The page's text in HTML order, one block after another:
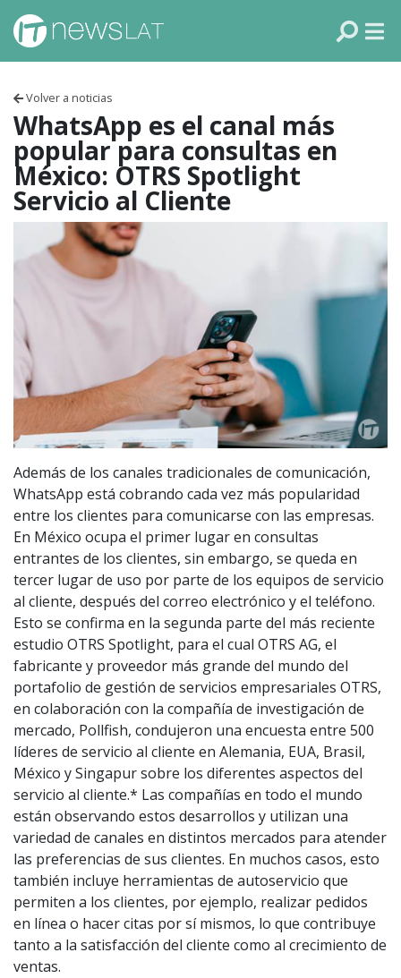
Skip to content
Volver a noticias
WhatsApp es el canal más
popular para consultas en
México: OTRS Spotlight
Servicio al Cliente
Además de los canales tradicionales de comunicación,
WhatsApp está cobrando cada vez más popularidad
entre los clientes para comunicarse con las empresas.
En México ocupa el primer lugar en consultas
entrantes de los clientes, sin embargo, se queda en
tercer lugar de uso por parte de los equipos de servicio
al cliente, después del correo electrónico y el teléfono.
Esto se confirma en la segunda parte del más reciente
estudio OTRS Spotlight, para el cual OTRS AG, el
fabricante y proveedor más grande del mundo del
portafolio de gestión de servicios empresariales OTRS,
en colaboración con la compañía de investigación de
mercado, Pollfish, condujeron una encuesta entre 500
líderes de servicio al cliente en Alemania, EUA, Brasil,
México y Singapur sobre los diferentes aspectos del
servicio al cliente.* Las compañías en todo el mundo
están observando estos desarrollos y utilizan una
variedad de canales en distintos mercados para atender
las preferencias de sus clientes. En muchos casos, esto
también incluye herramientas de autoservicio que
permiten a los clientes, por ejemplo, realizar pedidos
en línea o hacer citas por sí mismos, lo que contribuye
tanto a la satisfacción del cliente como al crecimiento de
ventas.
VENEZUELA
ECUADOR
PERÚ
MÉXICO